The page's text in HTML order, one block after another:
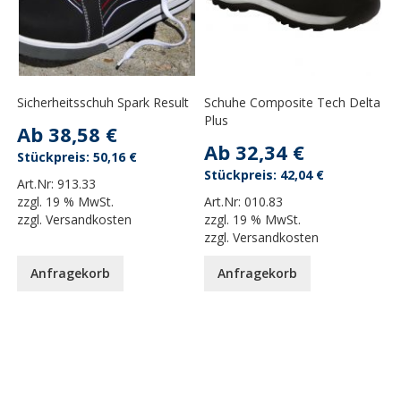
Sicherheitsschuh Spark Result
Ab 38,58 €
Art.Nr:913.33
zzgl. 19 % MwSt.
zzgl.Versandkosten
50,16 €
Anfragekorb
Schuhe Composite Tech Delta
Plus
Ab 32,34 €
Art.Nr:010.83
zzgl. 19 % MwSt.
zzgl.Versandkosten
42,04 €
Anfragekorb